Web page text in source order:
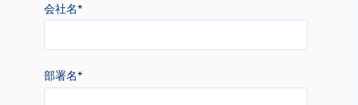
会社名*
部署名*